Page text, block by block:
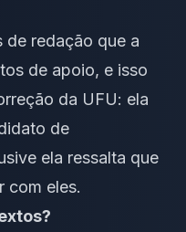
de redação que a
de apoio, e isso
da UFU: ela
de
ela ressalta que
com eles.